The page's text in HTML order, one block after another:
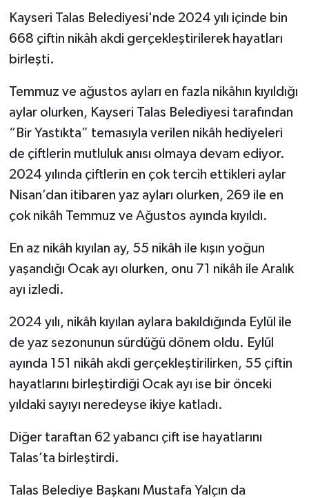
Kayseri Talas Belediyesi'nde 2024 yılı içinde bin
668 çiftin nikâh akdi gerçekleştirilerek hayatları
birleşti.
Temmuz ve ağustos ayları en fazla nikâhın kıyıldığı
aylar olurken, Kayseri Talas Belediyesi tarafından
“Bir Yastıkta” temasıyla verilen nikâh hediyeleri
de çiftlerin mutluluk anısı olmaya devam ediyor.
2024 yılında çiftlerin en çok tercih ettikleri aylar
Nisan’dan itibaren yaz ayları olurken, 269 ile en
çok nikâh Temmuz ve Ağustos ayında kıyıldı.
En az nikâh kıyılan ay, 55 nikâh ile kışın yoğun
yaşandığı Ocak ayı olurken, onu 71 nikâh ile Aralık
ayı izledi.
2024 yılı, nikâh kıyılan aylara bakıldığında Eylül ile
de yaz sezonunun sürdüğü dönem oldu. Eylül
ayında 151 nikâh akdi gerçekleştirilirken, 55 çiftin
hayatlarını birleştirdiği Ocak ayı ise bir önceki
yıldaki sayıyı neredeyse ikiye katladı.
Diğer taraftan 62 yabancı çift ise hayatlarını
Talas’ta birleştirdi.
Talas Belediye Başkanı Mustafa Yalçın da